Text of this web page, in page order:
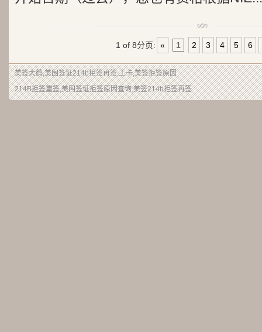
1 of 8分页: « 1 2 3 4 5 6
美签大鹤,美国签证214b拒签再签,工卡,美签拒签原因
214B拒签重签,美国签证拒签原因查询,美签214b拒签再签